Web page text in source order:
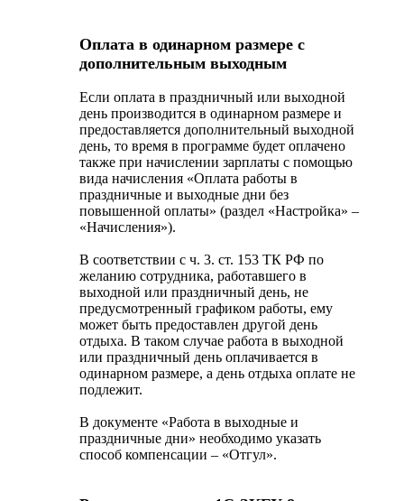
Оплата в одинарном размере с
дополнительным выходным
Если оплата в праздничный или выходной
день производится в одинарном размере и
предоставляется дополнительный выходной
день, то время в программе будет оплачено
также при начислении зарплаты с помощью
вида начисления «Оплата работы в
праздничные и выходные дни без
повышенной оплаты» (раздел «Настройка» –
«Начисления»).
В соответствии с ч. 3. ст. 153 ТК РФ по
желанию сотрудника, работавшего в
выходной или праздничный день, не
предусмотренный графиком работы, ему
может быть предоставлен другой день
отдыха. В таком случае работа в выходной
или праздничный день оплачивается в
одинарном размере, а день отдыха оплате не
подлежит.
В документе «Работа в выходные и
праздничные дни» необходимо указать
способ компенсации – «Отгул».